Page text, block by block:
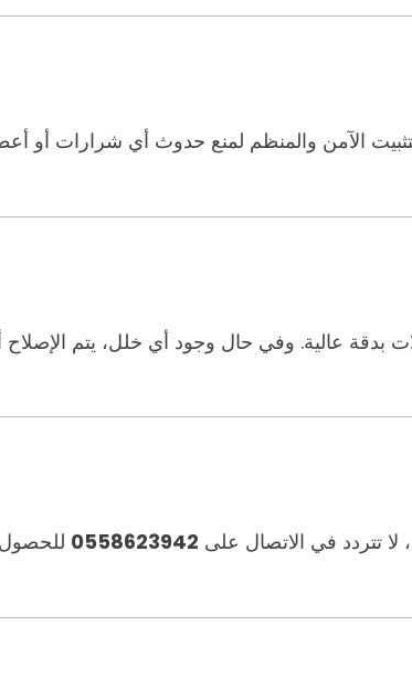
الآمن والمنظم لمنع حدوث أي شرارات أو
بدقة عالية. وفي حال وجود أي خلل، يتم الإصلاح
تتردد في الاتصال على 0558623942